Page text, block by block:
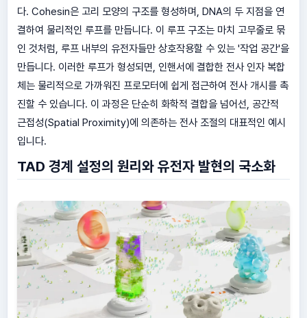
다. Cohesin은 고리 모양의 구조를 형성하며, DNA의 두 지점을 연
결하여 물리적인 루프를 만듭니다. 이 루프 구조는 마치 고무줄로 묶
인 것처럼, 루프 내부의 유전자들만 상호작용할 수 있는 '작업 공간'을
만듭니다. 이러한 루프가 형성되면, 인핸서에 결합한 전사 인자 복합
체는 물리적으로 가까워진 프로모터에 쉽게 접근하여 전사 개시를 촉
진할 수 있습니다. 이 과정은 단순히 화학적 결합을 넘어선, 공간적
근접성(Spatial Proximity)에 의존하는 전사 조절의 대표적인 예시
입니다.
TAD 경계 설정의 원리와 유전자 발현의 국소화